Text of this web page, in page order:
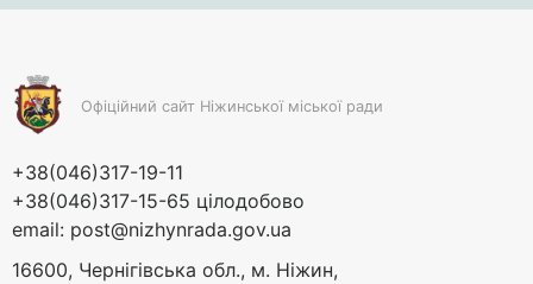
Офіційний сайт Ніжинської міської ради
+38(046)317-19-11
+38(046)317-15-65 цілодобово
email: post@nizhynrada.gov.ua
16600, Чернігівська обл., м. Ніжин,